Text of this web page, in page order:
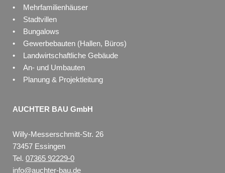
• Mehrfamilienhäuser
• Stadtvillen
• Bungalows
• Gewerbebauten (Hallen, Büros)
• Landwirtschaftliche Gebäude
• An- und Umbauten
• Planung & Projektleitung
AUCHTER BAU GmbH
Willy-Messerschmitt-Str. 26
73457 Essingen
Tel. 07365 92229-0
info@auchter-bau.de